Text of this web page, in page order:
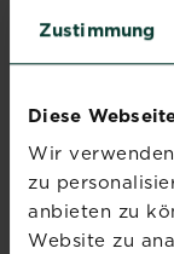
Zustimmung
Diese
Wir
zu
anbieten zu
Website zu
Weiße Fliege
Mehr lesen